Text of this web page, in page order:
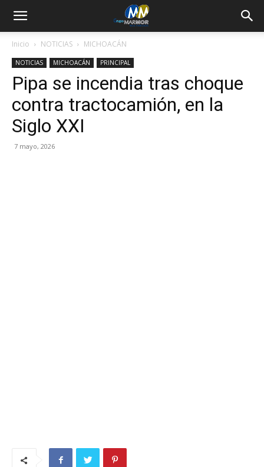
Inicio NOTICIAS MICHOACÁN
NOTICIAS MICHOACÁN PRINCIPAL
Pipa se incendia tras choque
contra tractocamión, en la
Siglo XXI
7 mayo, 2026